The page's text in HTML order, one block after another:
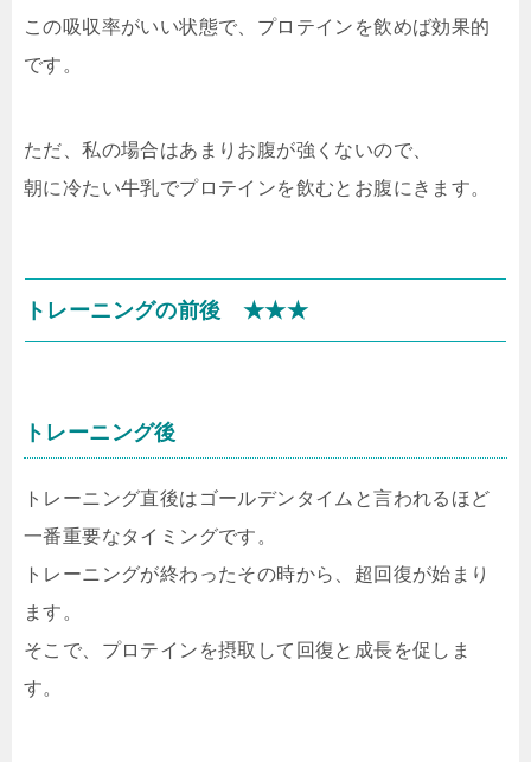
この吸収率がいい状態で、プロテインを飲めば効果的
です。
ただ、私の場合はあまりお腹が強くないので、
朝に冷たい牛乳でプロテインを飲むとお腹にきます。
トレーニングの前後 ★★★
トレーニング後
トレーニング直後はゴールデンタイムと言われるほど
一番重要なタイミングです。
トレーニングが終わったその時から、超回復が始まり
ます。
そこで、プロテインを摂取して回復と成長を促しま
す。